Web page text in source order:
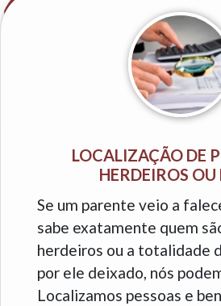
LOCALIZAÇÃO DE
HERDEIROS OU
Se um parente veio a
sabe exatamente quem
herdeiros ou a totalidade
por ele deixado, nós
Localizamos pessoas e